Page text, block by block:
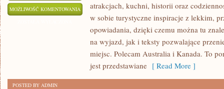
MOŻLIWOŚĆ KOMENTOWANIA MAROKO
atrakcjach, kuchni, historii oraz
w sobie turystyczne inspiracje z lekkim,
opowiadania, dzięki czemu można tu
na wyjazd, jak i teksty pozwalające
miejsc. Polecam Australia i Kanada. To
jest przedstawiane [ Read More ]
POSTED BY ADMIN